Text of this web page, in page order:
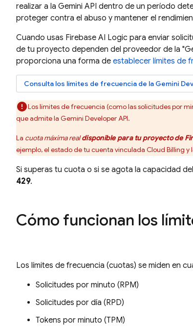
realizar a la Gemini API dentro de un período
proteger contra el abuso y mantener el
Cuando usas Firebase AI Logic para enviar
de tu proyecto dependen del proveedor de la "
proporciona una forma de establecer límites de
Consulta los límites de frecuencia de la Gemini
Los límites de frecuencia (como las solicitudes por
que admite la Gemini Developer API.
La cuota máxima realdisponible para tu proyecto de
ejemplo, el estado de tu cuenta vinculada Cloud Billing y
Si superas tu cuota o si se agota la capacidad
429.
Cómo funcionan los
Los límites de frecuencia (cuotas) se miden en
Solicitudes por minuto (RPM)
Solicitudes por día (RPD)
Tokens por minuto (TPM)